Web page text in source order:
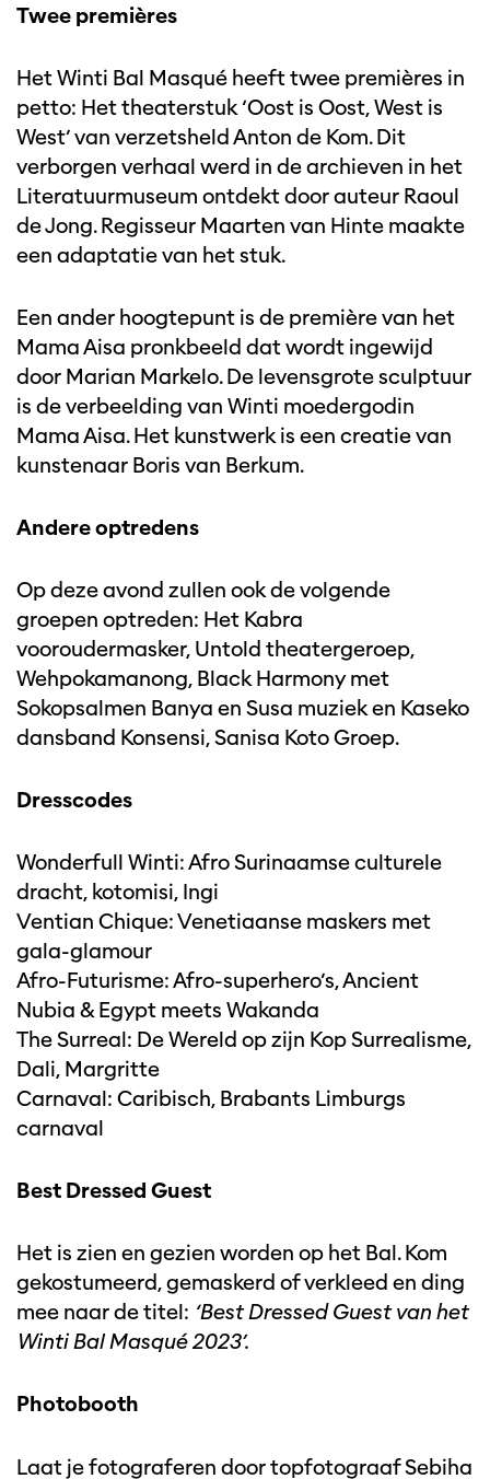
Twee premières
Het Winti Bal Masqué heeft twee premières in
petto: Het theaterstuk ‘Oost is Oost, West is
West’ van verzetsheld Anton de Kom. Dit
verborgen verhaal werd in de archieven in het
Literatuurmuseum ontdekt door auteur Raoul
de Jong. Regisseur Maarten van Hinte maakte
een adaptatie van het stuk.
Een ander hoogtepunt is de première van het
Mama Aisa pronkbeeld dat wordt ingewijd
door Marian Markelo. De levensgrote sculptuur
is de verbeelding van Winti moedergodin
Mama Aisa. Het kunstwerk is een creatie van
kunstenaar Boris van Berkum.
Andere optredens
Op deze avond zullen ook de volgende
groepen optreden: Het Kabra
vooroudermasker, Untold theatergeroep,
Wehpokamanong, Black Harmony met
Sokopsalmen Banya en Susa muziek en Kaseko
dansband Konsensi, Sanisa Koto Groep.
Dresscodes
Wonderfull Winti: Afro Surinaamse culturele
dracht, kotomisi, Ingi
Ventian Chique: Venetiaanse maskers met
gala-glamour
Afro-Futurisme: Afro-superhero’s, Ancient
Nubia & Egypt meets Wakanda
The Surreal: De Wereld op zijn Kop Surrealisme,
Dali, Margritte
Carnaval: Caribisch, Brabants Limburgs
carnaval
Best Dressed Guest
Het is zien en gezien worden op het Bal. Kom
gekostumeerd, gemaskerd of verkleed en ding
mee naar de titel: ‘Best Dressed Guest van het
Winti Bal Masqué 2023’.
Photobooth
Laat je fotograferen door topfotograaf Sebiha